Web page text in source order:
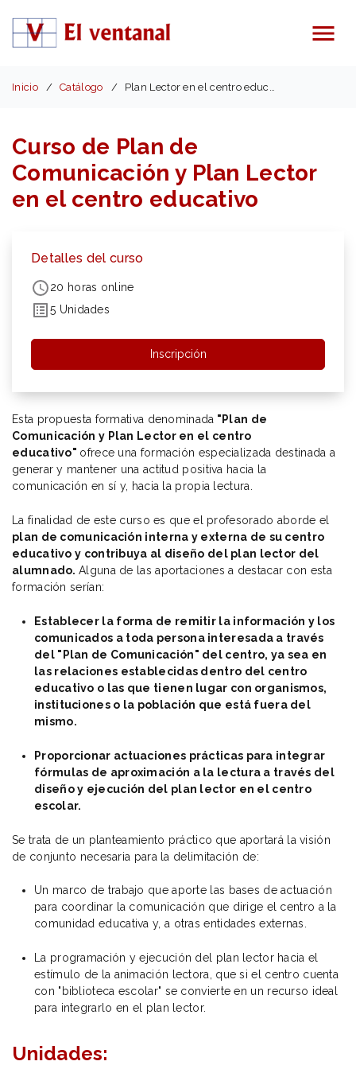
Menú
Inicio Catálogo Plan Lector en el centro educativo
Curso de Plan de
Comunicación y Plan Lector
en el centro educativo
Detalles del curso
20 horas online
5 Unidades
Inscripción
Esta propuesta formativa denominada " Plan de
Comunicación y Plan Lector en el centro
educativo" ofrece una formación especializada destinada a
generar y mantener una actitud positiva hacia la
comunicación en sí y, hacia la propia lectura.
La finalidad de este curso es que el profesorado aborde el
plan de comunicación interna y externa de su centro
educativo y contribuya al diseño del plan lector del
alumnado.Alguna de las aportaciones a destacar con esta
formación serían:
Establecer la forma de remitir la información y los
comunicados a toda persona interesada a través
del "Plan de Comunicación" del centro, ya sea en
las relaciones establecidas dentro del centro
educativo o las que tienen lugar con organismos,
instituciones o la población que está fuera del
mismo.
Proporcionar actuaciones prácticas para integrar
fórmulas de aproximación a la lectura a través del
diseño y ejecución del plan lector en el centro
escolar.
Se trata de un planteamiento práctico que aportará la visión
de conjunto necesaria para la delimitación de:
Un marco de trabajo que aporte las bases de actuación
para coordinar la comunicación que dirige el centro a la
comunidad educativa y, a otras entidades externas.
La programación y ejecución del plan lector hacia el
estímulo de la animación lectora, que si el centro cuenta
con "biblioteca escolar" se convierte en un recurso ideal
para integrarlo en el plan lector.
Unidades: